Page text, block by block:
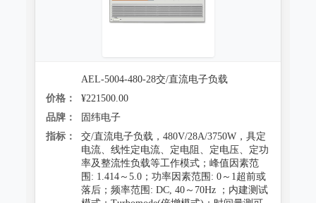
AEL-5004-480-28交/直流电子负载
价格：
¥221500.00
品牌：
固纬电子
指标：
交/直流电子负载，480V/28A/3750W，具定
电流、线性定电流、定电阻、定电压、定功
率及整流性负载等工作模式；峰值因素范
围: 1.414～5.0；功率因素范围: 0～1超前或
落后；频率范围: DC, 40～70Hz ；内建测试